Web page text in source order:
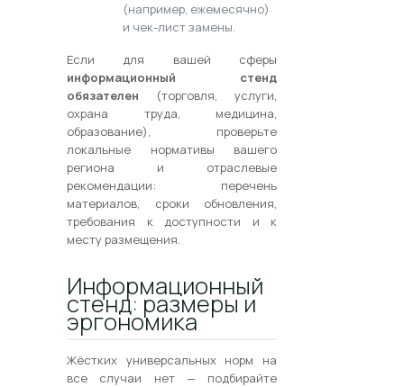
(например, ежемесячно)
и чек-лист замены.
Если для вашей сферы
информационный стенд
обязателен (торговля, услуги,
охрана труда, медицина,
образование), проверьте
локальные нормативы вашего
региона и отраслевые
рекомендации: перечень
материалов, сроки обновления,
требования к доступности и к
месту размещения.
Информационный
стенд: размеры и
эргономика
Жёстких универсальных норм на
все случаи нет — подбирайте